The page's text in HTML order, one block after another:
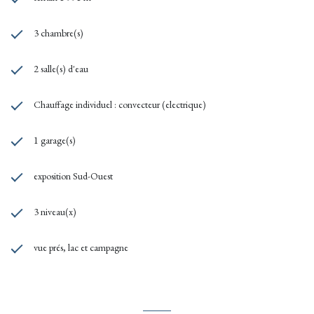
3 chambre(s)
2 salle(s) d'eau
Chauffage individuel : convecteur (electrique)
1 garage(s)
exposition Sud-Ouest
3 niveau(x)
vue prés, lac et campagne